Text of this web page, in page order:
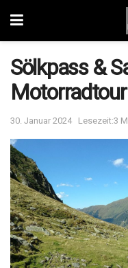
Sölkpass &
Motorradtour
30. Januar 2024 Lesezeit:3